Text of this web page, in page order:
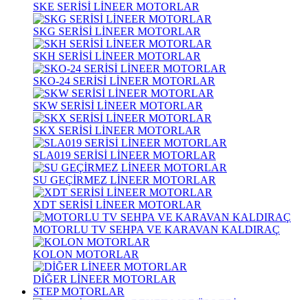
SKE SERİSİ LİNEER MOTORLAR
SKG SERİSİ LİNEER MOTORLAR
SKH SERİSİ LİNEER MOTORLAR
SKO-24 SERİSİ LİNEER MOTORLAR
SKW SERİSİ LİNEER MOTORLAR
SKX SERİSİ LİNEER MOTORLAR
SLA019 SERİSİ LİNEER MOTORLAR
SU GEÇİRMEZ LİNEER MOTORLAR
XDT SERİSİ LİNEER MOTORLAR
MOTORLU TV SEHPA VE KARAVAN KALDIRAÇ
KOLON MOTORLAR
DİĞER LİNEER MOTORLAR
STEP MOTORLAR